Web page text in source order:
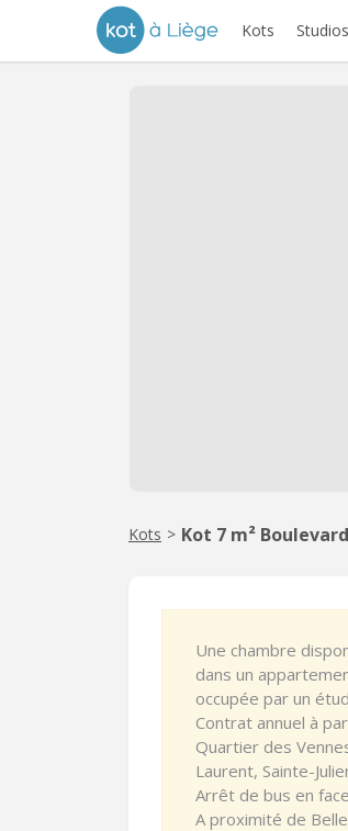
Kots Studios
Kots > Kot 7 m²
Une chambre
dans un
occupée par un
Contrat annuel à
Quartier des
Laurent, Sainte-
Arrêt de bus en
A proximité de